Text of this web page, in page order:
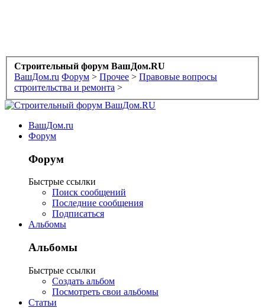
Строительный форум ВашДом.RU
ВашДом.ru Форум > Прочее > Правовые вопросы
строительства и ремонта >
ВашДом.ru
Форум
Форум
Быстрые ссылки
Поиск сообщений
Последние сообщения
Подписаться
Альбомы
Альбомы
Быстрые ссылки
Создать альбом
Посмотреть свои альбомы
Статьи